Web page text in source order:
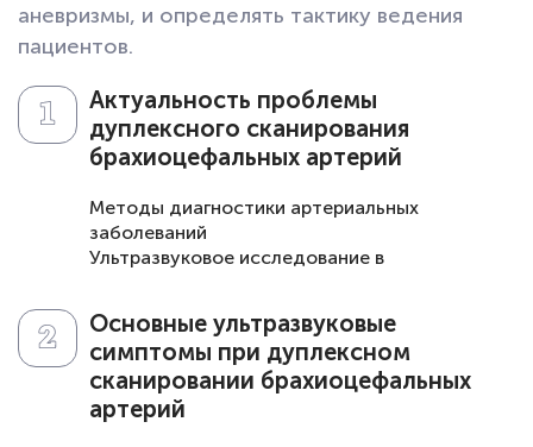
аневризмы, и определять тактику ведения
пациентов.
Актуальность проблемы
дуплексного сканирования
брахиоцефальных артерий
Методы диагностики артериальных
заболеваний
Ультразвуковое исследование в
Основные ультразвуковые
симптомы при дуплексном
сканировании брахиоцефальных
артерий